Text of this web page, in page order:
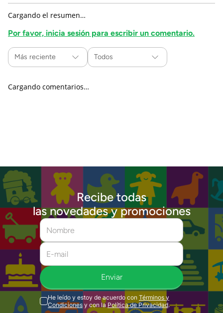
Cargando el resumen…
Por favor, inicia sesión para escribir un comentario.
Más reciente Todos
Cargando comentarios…
Recibe todas
las novedades y promociones
Enviar
He leído y estoy de acuerdo con Términos y
Condiciones y con la Política de Privacidad.